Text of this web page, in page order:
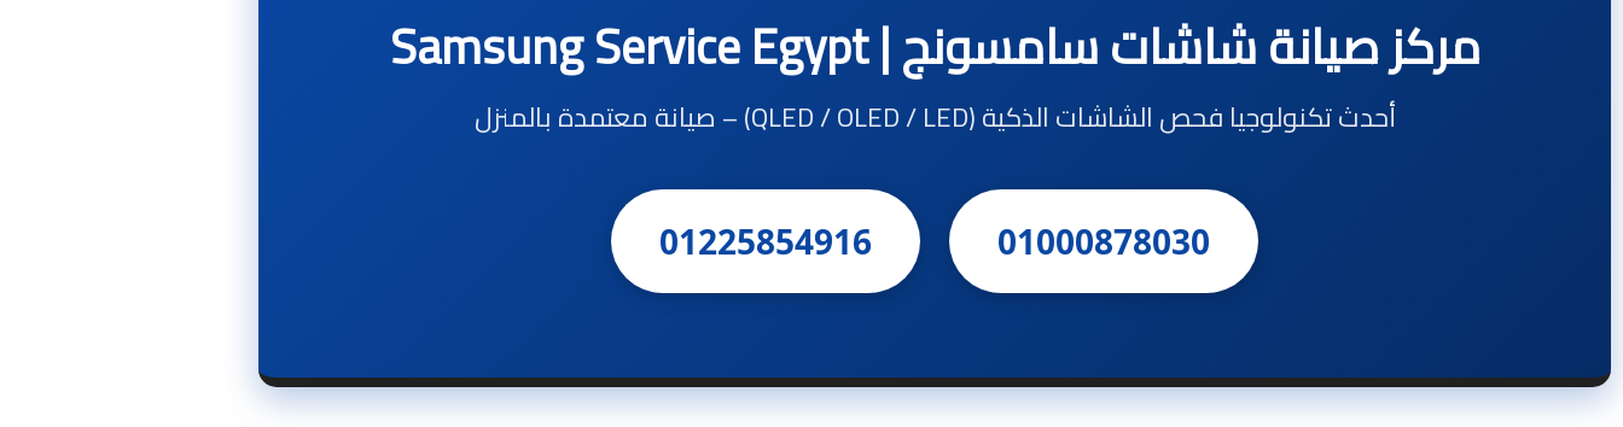
مركز صيانة شاشات سامسونج | Samsung Service Egypt
أحدث تكنولوجيا فحص الشاشات الذكية (QLED / OLED / LED) – صيانة معتمدة بالمنزل
01000878030
01225854916